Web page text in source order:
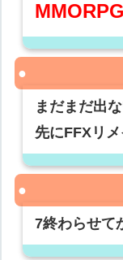
MMORPG
まだまだ出
先にFFXリ
7終わらせて